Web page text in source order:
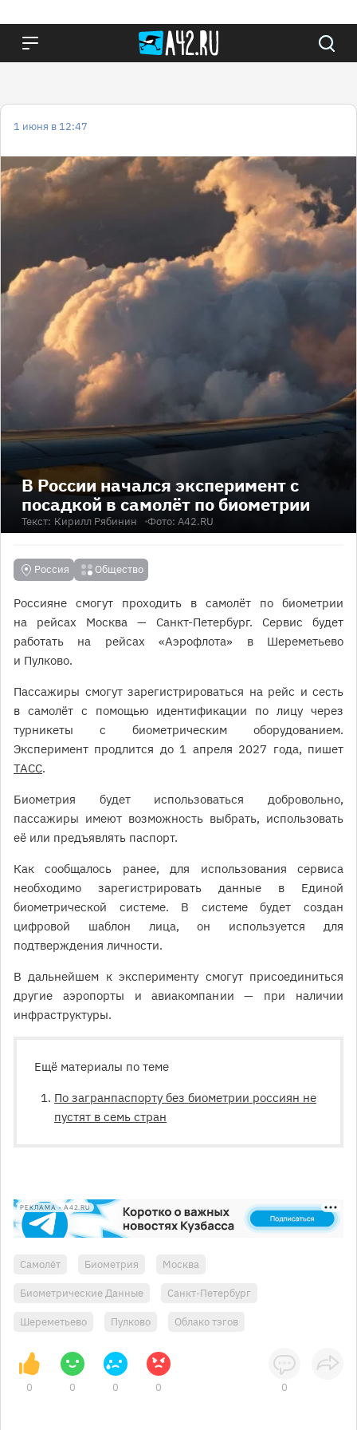
1 июня в 12:47
В России начался эксперимент с
посадкой в самолёт по биометрии
Текст: Кирилл Рябинин Фото: А42.RU
Россия Общество
Россияне смогут проходить в самолёт по биометрии
на рейсах Москва — Санкт-Петербург. Сервис будет
работать на рейсах «Аэрофлота» в Шереметьево
и Пулково.
Пассажиры смогут зарегистрироваться на рейс и сесть
в самолёт с помощью идентификации по лицу через
турникеты с биометрическим оборудованием.
Эксперимент продлится до 1 апреля 2027 года, пишет
ТАСС.
Биометрия будет использоваться добровольно,
пассажиры имеют возможность выбрать, использовать
её или предъявлять паспорт.
Как сообщалось ранее, для использования сервиса
необходимо зарегистрировать данные в Единой
биометрической системе. В системе будет создан
цифровой шаблон лица, он используется для
подтверждения личности.
В дальнейшем к эксперименту смогут присоединиться
другие аэропорты и авиакомпании — при наличии
инфраструктуры.
Ещё материалы по теме
По загранпаспорту без биометрии россиян не
пустят в семь стран
РЕКЛАМА • A42.RU
Самолёт Биометрия Москва
Биометрические Данные Санкт-Петербург
Шереметьево Пулково Облако тэгов
0 0 0 0 0